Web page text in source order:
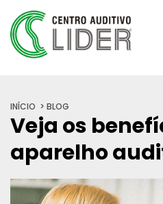
INÍCIO BLOG
Veja os
aparelho